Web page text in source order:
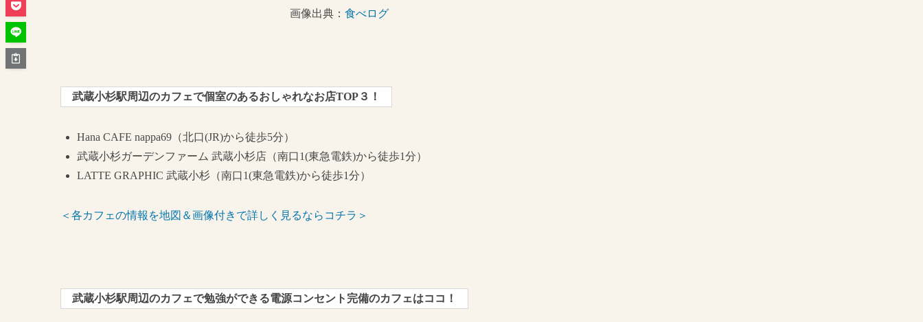
画像出典： 食べログ
武蔵小杉駅周辺のカフェで個室のあるおしゃれなお店TOP３！
Hana CAFE nappa69（北口(JR)から徒歩5分）
武蔵小杉ガーデンファーム 武蔵小杉店（南口1(東急電鉄)から徒歩1分）
LATTE GRAPHIC 武蔵小杉（南口1(東急電鉄)から徒歩1分）
＜各カフェの情報を地図＆画像付きで詳しく見るならコチラ＞
武蔵小杉駅周辺のカフェで勉強ができる電源コンセント完備のカフェはココ！